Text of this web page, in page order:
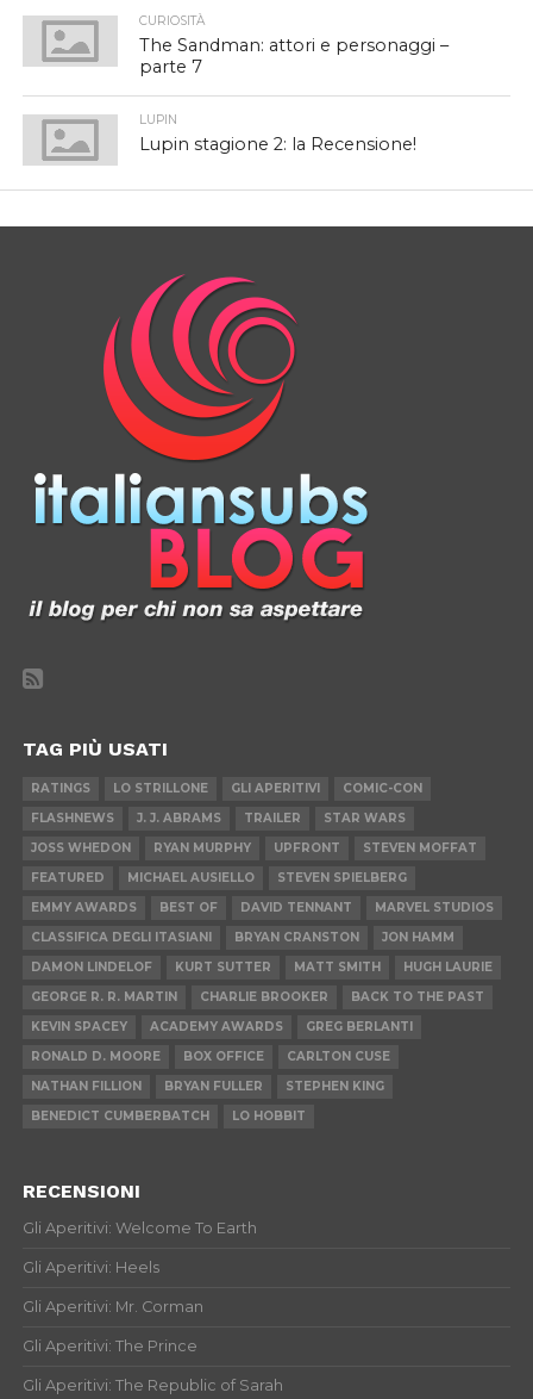
CURIOSITÀ
The Sandman: attori e personaggi –
parte 7
LUPIN
Lupin stagione 2: la Recensione!
TAG PIÙ USATI
RATINGS LO STRILLONE GLI APERITIVI
COMIC-CON
FLASHNEWS
J. J. ABRAMS TRAILER
STAR WARS
JOSS WHEDON
RYAN MURPHY UPFRONT
STEVEN MOFFAT
FEATURED
MICHAEL AUSIELLO
STEVEN SPIELBERG
EMMY AWARDS
BEST OF DAVID TENNANT
MARVEL STUDIOS
CLASSIFICA DEGLI ITASIANI
BRYAN CRANSTON
JON HAMM
DAMON LINDELOF
KURT SUTTER MATT SMITH
HUGH LAURIE
GEORGE R. R. MARTIN
CHARLIE BROOKER
BACK TO THE PAST
KEVIN SPACEY
ACADEMY AWARDS
GREG BERLANTI
RONALD D. MOORE
BOX OFFICE
CARLTON CUSE
NATHAN FILLION
BRYAN FULLER
STEPHEN KING
BENEDICT CUMBERBATCH
LO HOBBIT
RECENSIONI
Gli Aperitivi: Welcome To Earth
Gli Aperitivi: Heels
Gli Aperitivi: Mr. Corman
Gli Aperitivi: The Prince
Gli Aperitivi: The Republic of Sarah